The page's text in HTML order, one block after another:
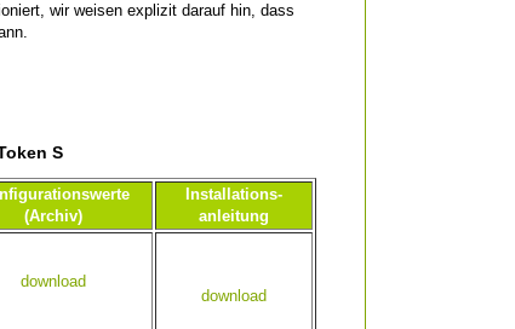
wir weisen explizit darauf hin, dass
S
(Archiv)
Installations-
anleitung
download
download